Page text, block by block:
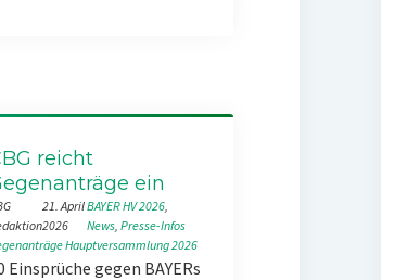
reicht
ein
21. April
2026
BAYER HV 2026
News, Presse-Infos
Hauptversammlung 2026
Einsprüche gegen BAYERs